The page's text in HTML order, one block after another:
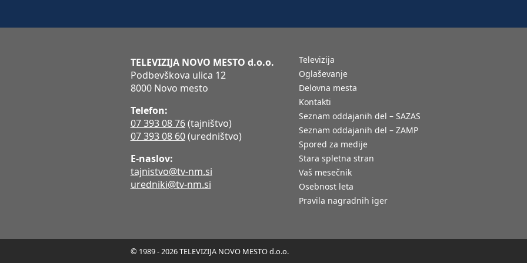
TELEVIZIJA NOVO MESTO d.o.o.
Podbevškova ulica 12
8000 Novo mesto
Telefon:
07 393 08 76(tajništvo)
07 393 08 60(uredništvo)
E-naslov:
tajnistvo@tv-nm.si
uredniki@tv-nm.si
Televizija
Oglaševanje
Delovna mesta
Kontakti
Seznam oddajanih del – SAZAS
Seznam oddajanih del – ZAMP
Spored za medije
Stara spletna stran
Vaš mesečnik
Osebnost leta
Pravila nagradnih iger
© 1989 - 2026 TELEVIZIJA NOVO MESTO d.o.o.